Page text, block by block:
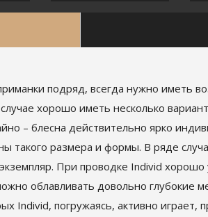
подряд, всегда нужно иметь
хорошо иметь несколько
– блесна действительно ярко
такого размера и формы. В ряде
При проводке Individ
облавливать довольно глубокие
Individ, погружаясь, активно играет,